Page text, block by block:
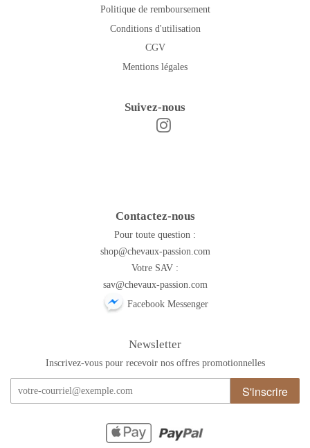
Politique de remboursement
Conditions d'utilisation
CGV
Mentions légales
Suivez-nous
Facebook
Contactez-nous
Pour toute question :
shop@chevaux-passion.com
Votre SAV :
sav@chevaux-passion.com
Facebook Messenger
Newsletter
Inscrivez-vous pour recevoir nos offres promotionnelles
S'inscrire